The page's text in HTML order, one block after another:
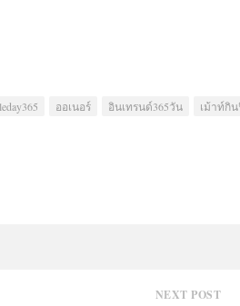
ออเนอร์ อินเทรนด์365วัน
เม้าท์กิ
NEXT POST